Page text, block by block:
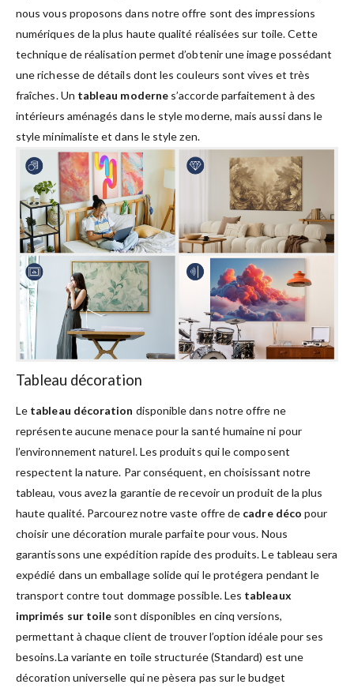
nous vous proposons dans notre offre sont des impressions
numériques de la plus haute qualité réalisées sur toile. Cette
technique de réalisation permet d’obtenir une image possédant
une richesse de détails dont les couleurs sont vives et très
fraîches. Un tableau modernes’accorde parfaitement à des
intérieurs aménagés dans le style moderne, mais aussi dans le
style minimaliste et dans le style zen.
Tableau décoration
Le tableau décoration disponible dans notre offre ne
représente aucune menace pour la santé humaine ni pour
l’environnement naturel. Les produits qui le composent
respectent la nature. Par conséquent, en choisissant notre
tableau, vous avez la garantie de recevoir un produit de la plus
haute qualité. Parcourez notre vaste offre de cadre déco pour
choisir une décoration murale parfaite pour vous. Nous
garantissons une expédition rapide des produits. Le tableau sera
expédié dans un emballage solide qui le protégera pendant le
transport contre tout dommage possible. Les tableaux
imprimés sur toile sont disponibles en cinq versions,
permettant à chaque client de trouver l’option idéale pour ses
besoins.La variante en toile structurée (Standard) est une
décoration universelle qui ne pèsera pas sur le budget